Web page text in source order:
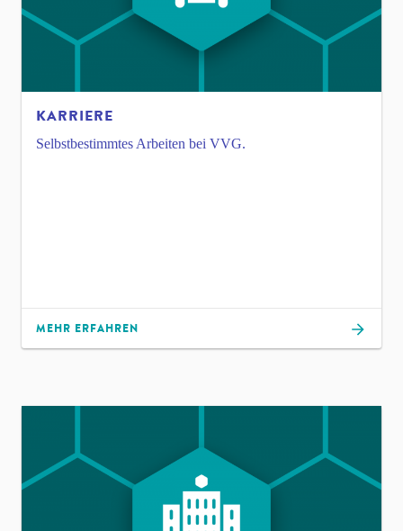
KARRIERE
Selbstbestimmtes Arbeiten bei VVG.
MEHR ERFAHREN